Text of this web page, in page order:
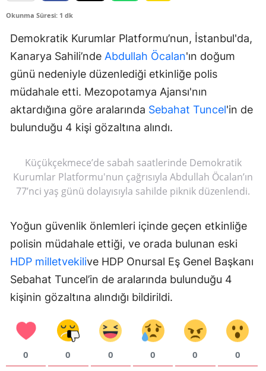
Okunma Süresi: 1 dk
Demokratik Kurumlar Platformu’nun, İstanbul'da,
Kanarya Sahili’nde Abdullah Öcalan'ın doğum
günü nedeniyle düzenlediği etkinliğe polis
müdahale etti. Mezopotamya Ajansı'nın
aktardığına göre aralarında Sebahat Tuncel'in de
bulunduğu 4 kişi gözaltına alındı.
Küçükçekmece’de sabah saatlerinde Demokratik
Kurumlar Platformu'nun çağrısıyla Abdullah Öcalan’ın
77’nci yaş günü dolayısıyla sahilde piknik düzenlendi.
Yoğun güvenlik önlemleri içinde geçen etkinliğe
polisin müdahale ettiği, ve orada bulunan eski
HDP milletvekilive HDP Onursal Eş Genel Başkanı
Sebahat Tuncel’in de aralarında bulunduğu 4
kişinin gözaltına alındığı bildirildi.
0 0 0 0 0 0